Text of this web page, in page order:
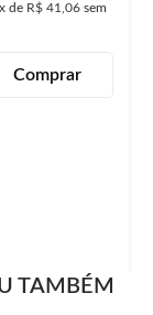
de R$ 41,06 sem
Comprar
TAMBÉM